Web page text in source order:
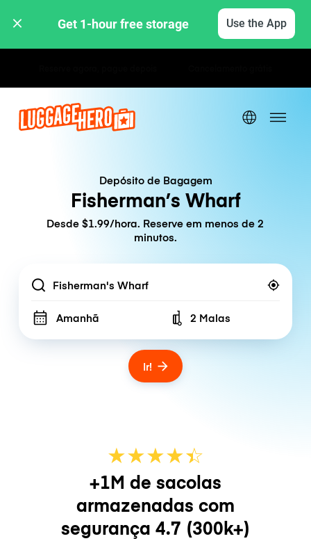
Get 1-hour free storage Use the App
Depósito de Bagagem
Fisherman’s Wharf
Desde $1.99/hora. Reserve em menos de 2
minutos.
Location
Amanhã Number of bags
2 Malas
Ir!
★★★★☆
★
+1M de sacolas
armazenadas com
segurança 4.7 (300k+)